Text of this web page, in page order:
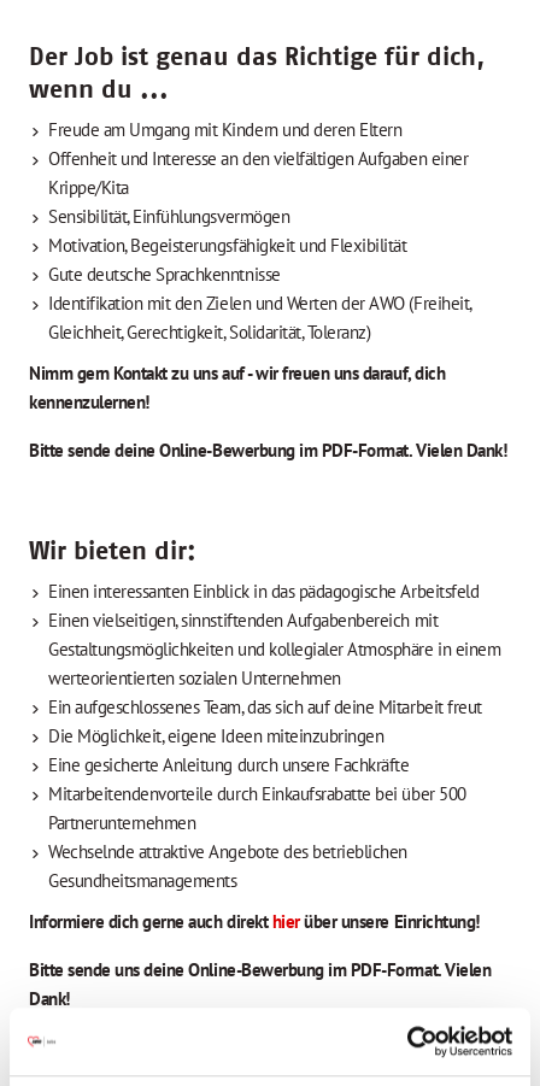
Der Job ist genau das Richtige für dich,
wenn du ...
Freude am Umgang mit Kindern und deren Eltern
Offenheit und Interesse an den vielfältigen Aufgaben einer
Krippe/Kita
Sensibilität, Einfühlungsvermögen
Motivation, Begeisterungsfähigkeit und Flexibilität
Gute deutsche Sprachkenntnisse
Identifikation mit den Zielen und Werten der AWO (Freiheit,
Gleichheit, Gerechtigkeit, Solidarität, Toleranz)
Nimm gern Kontakt zu uns auf - wir freuen uns darauf, dich
kennenzulernen!
Bitte sende deine Online-Bewerbung im PDF-Format. Vielen Dank!
Wir bieten dir:
Einen interessanten Einblick in das pädagogische Arbeitsfeld
Einen vielseitigen, sinnstiftenden Aufgabenbereich mit
Gestaltungsmöglichkeiten und kollegialer Atmosphäre in einem
werteorientierten sozialen Unternehmen
Ein aufgeschlossenes Team, das sich auf deine Mitarbeit freut
Die Möglichkeit, eigene Ideen miteinzubringen
Eine gesicherte Anleitung durch unsere Fachkräfte
Mitarbeitendenvorteile durch Einkaufsrabatte bei über 500
Partnerunternehmen
Wechselnde attraktive Angebote des betrieblichen
Gesundheitsmanagements
Informiere dich gerne auch direkthierüber unsere Einrichtung!
Bitte sende uns deine Online-Bewerbung im PDF-Format. Vielen
Dank!
#passtzudeinemleben